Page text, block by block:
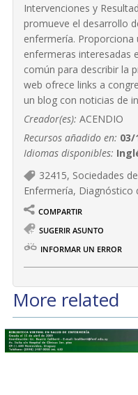
Intervenciones y
promueve el desarrollo
enfermería. Proporciona
enfermeras interesadas
común para describir la
web ofrece links a
un blog con noticias de
Creador(es): ACENDIO
Recursos añadido en: 03/
Idiomas disponibles:
32415, Sociedades
Enfermería, Diagnóstico
COMPARTIR
SUGERIR ASUNTO
INFORMAR UN ERROR
More related